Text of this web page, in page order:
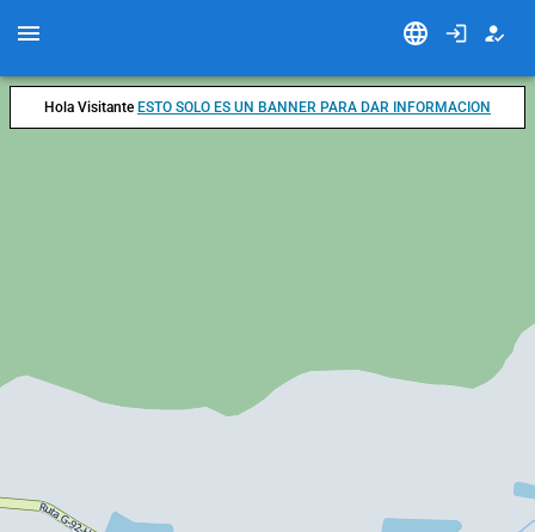
Hola Visitante ESTO SOLO ES UN BANNER PARA DAR INFORMACION